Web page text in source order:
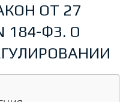
ОТ 27
184-ФЗ. О